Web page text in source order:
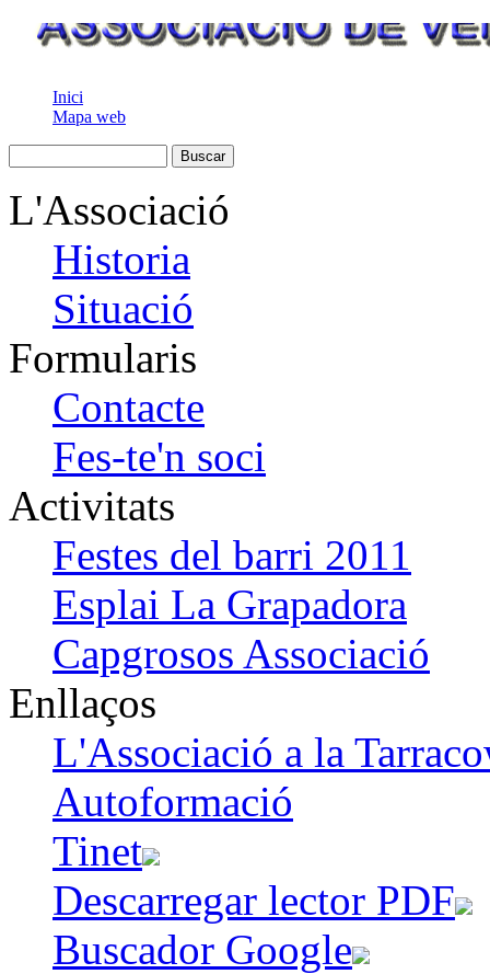
Inici
Mapa web
L'Associació
Historia
Situació
Formularis
Contacte
Fes-te'n soci
Activitats
Festes del barri 2011
Esplai La Grapadora
Capgrosos Associació
Enllaços
L'Associació a la
Autoformació
Tinet
Descarregar lector PDF
Buscador Google